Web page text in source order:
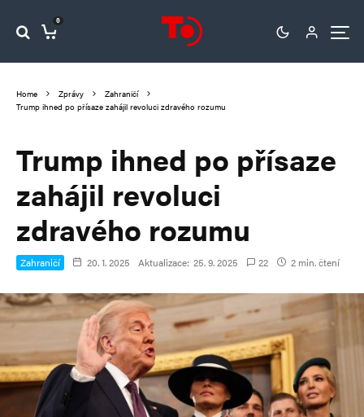
0
Home Zprávy
Zahraničí
Trump ihned po přísaze zahájil revoluci zdravého rozumu
Trump ihned po přísaze
zahájil revoluci
zdravého rozumu
Zahraničí 20. 1. 2025 Aktualizace: 25. 9. 2025 22 2 min. čtení